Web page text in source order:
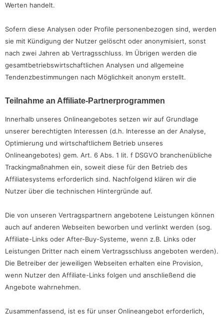
Werten handelt.
Sofern diese Analysen oder Profile personenbezogen sind, werden
sie mit Kündigung der Nutzer gelöscht oder anonymisiert, sonst
nach zwei Jahren ab Vertragsschluss. Im Übrigen werden die
gesamtbetriebswirtschaftlichen Analysen und allgemeine
Tendenzbestimmungen nach Möglichkeit anonym erstellt.
Teilnahme an Affiliate-Partnerprogrammen
Innerhalb unseres Onlineangebotes setzen wir auf Grundlage
unserer berechtigten Interessen (d.h. Interesse an der Analyse,
Optimierung und wirtschaftlichem Betrieb unseres
Onlineangebotes) gem. Art. 6 Abs. 1 lit. f DSGVO branchenübliche
Trackingmaßnahmen ein, soweit diese für den Betrieb des
Affiliatesystems erforderlich sind. Nachfolgend klären wir die
Nutzer über die technischen Hintergründe auf.
Die von unseren Vertragspartnern angebotene Leistungen können
auch auf anderen Webseiten beworben und verlinkt werden (sog.
Affiliate-Links oder After-Buy-Systeme, wenn z.B. Links oder
Leistungen Dritter nach einem Vertragsschluss angeboten werden).
Die Betreiber der jeweiligen Webseiten erhalten eine Provision,
wenn Nutzer den Affiliate-Links folgen und anschließend die
Angebote wahrnehmen.
Zusammenfassend, ist es für unser Onlineangebot erforderlich,